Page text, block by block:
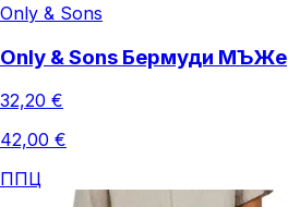
Only & Sons
Only & Sons Бермуди МЪЖe
32,20 €
42,00 €
ППЦ